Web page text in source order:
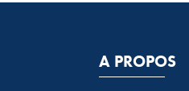
A PROPOS